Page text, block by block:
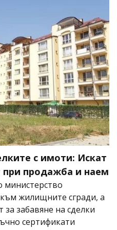
с имоти: Искат
при продажба и наем
министерство
жилищните сгради, а
забавяне на сделки
сертификати